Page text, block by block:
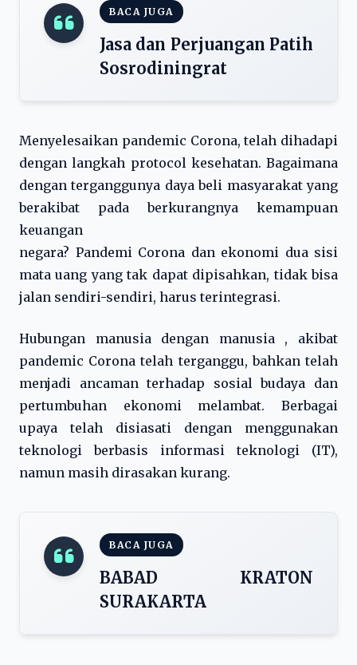
BACA JUGA
Jasa dan Perjuangan Patih
Sosrodiningrat
Menyelesaikan pandemic Corona, telah dihadapi
dengan langkah protocol kesehatan. Bagaimana
dengan terganggunya daya beli masyarakat yang
berakibat pada berkurangnya kemampuan
keuangan
negara? Pandemi Corona dan ekonomi dua sisi
mata uang yang tak dapat dipisahkan, tidak bisa
jalan sendiri-sendiri, harus terintegrasi.
Hubungan manusia dengan manusia , akibat
pandemic Corona telah terganggu, bahkan telah
menjadi ancaman terhadap sosial budaya dan
pertumbuhan ekonomi melambat. Berbagai
upaya telah disiasati dengan menggunakan
teknologi berbasis informasi teknologi (IT),
namun masih dirasakan kurang.
BACA JUGA
BABAD KRATON
SURAKARTA